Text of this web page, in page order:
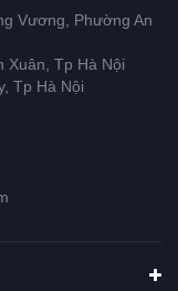
Vương, Phường An
Xuân, Tp Hà Nội
Tp Hà Nội